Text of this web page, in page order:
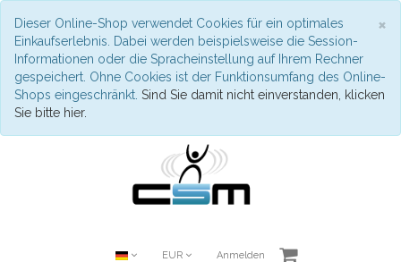
×
Dieser Online-Shop verwendet Cookies für ein optimales
Einkaufserlebnis. Dabei werden beispielsweise die Session-
Informationen oder die Spracheinstellung auf Ihrem Rechner
gespeichert. Ohne Cookies ist der Funktionsumfang des Online-
Shops eingeschränkt. Sind Sie damit nicht einverstanden, klicken
Sie bitte hier.
EUR Anmelden